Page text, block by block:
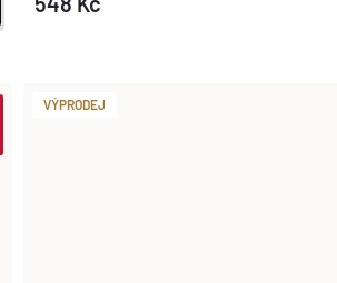
VÝPRODEJ